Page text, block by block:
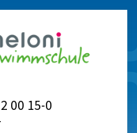
00 15-0